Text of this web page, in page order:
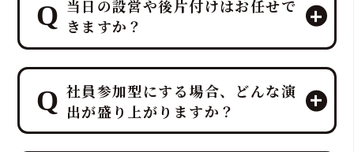
当日の設営や後片付けはお任せで
きますか？
はい、すべて「鮪達人」にお任せくだ
さい！ 幹事様や会場スタッフ様のお手
間は最小限に抑え、イベントに集中し
ていただける万全のサポート体制で臨
社員参加型にする場合、どんな演
出が盛り上がりますか？